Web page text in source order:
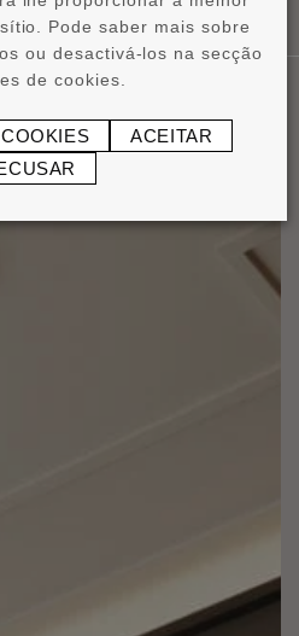
Pode saber mais sobre
ou desactivá-los na secção
de cookies.
ACEITAR